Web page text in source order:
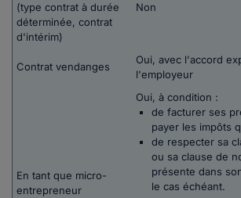
(type contrat à durée
déterminée, contrat
d'intérim)
Non
Contrat vendanges
Oui, avec l'accord
l'employeur
En tant que micro-
entrepreneur
Oui, à condition :
de facturer ses
payer les impôts
de respecter sa
ou sa clause de
présente dans
le cas échéant.